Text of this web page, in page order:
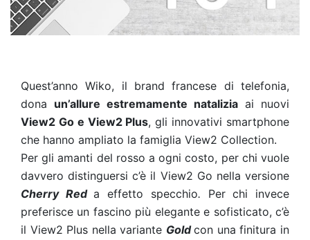
Quest’anno Wiko, il brand francese di telefonia,
dona un’allure estremamente natalizia ai nuovi
View2 Go e View2 Plus, gli innovativi smartphone
che hanno ampliato la famiglia View2 Collection.
Per gli amanti del rosso a ogni costo, per chi vuole
davvero distinguersi c’è il View2 Go nella versione
Cherry Reda effetto specchio. Per chi invece
preferisce un fascino più elegante e sofisticato, c’è
il View2 Plus nella variante Gold con una finitura in